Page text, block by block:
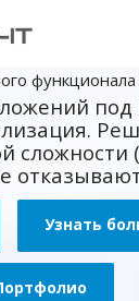
под
сложности
Узнать